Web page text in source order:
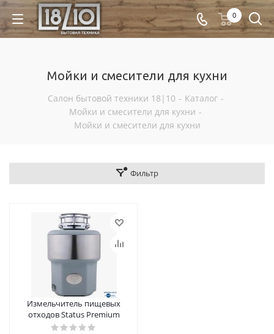
0
Мойки и смесители для кухни
Салон бытовой техники 18|10 - Каталог -
Мойки и смесители для кухни -
Мойки и смесители для кухни
Фильтр
Измельчитель пищевых
отходов Status Premium